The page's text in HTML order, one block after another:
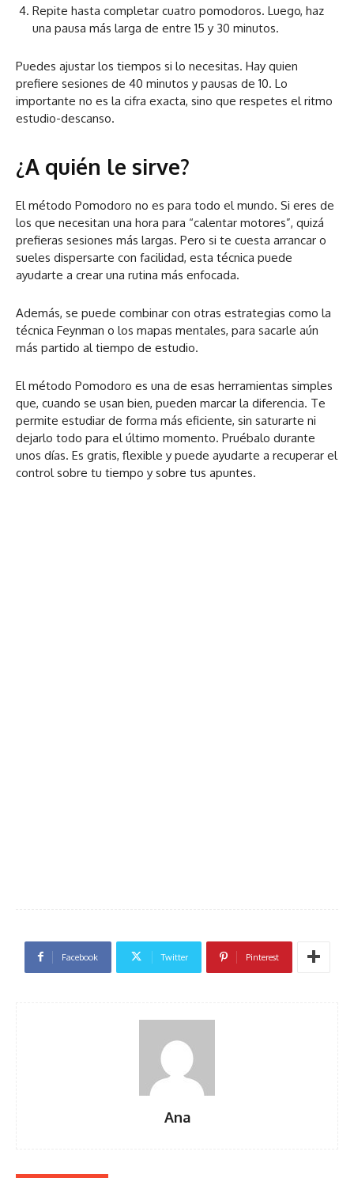
Repite hasta completar cuatro pomodoros. Luego, haz
una pausa más larga de entre 15 y 30 minutos.
Puedes ajustar los tiempos si lo necesitas. Hay quien
prefiere sesiones de 40 minutos y pausas de 10. Lo
importante no es la cifra exacta, sino que respetes el ritmo
estudio-descanso.
¿A quién le sirve?
El método Pomodoro no es para todo el mundo. Si eres de
los que necesitan una hora para “calentar motores”, quizá
prefieras sesiones más largas. Pero si te cuesta arrancar o
sueles dispersarte con facilidad, esta técnica puede
ayudarte a crear una rutina más enfocada.
Además, se puede combinar con otras estrategias como la
técnica Feynman o los mapas mentales, para sacarle aún
más partido al tiempo de estudio.
El método Pomodoro es una de esas herramientas simples
que, cuando se usan bien, pueden marcar la diferencia. Te
permite estudiar de forma más eficiente, sin saturarte ni
dejarlo todo para el último momento. Pruébalo durante
unos días. Es gratis, flexible y puede ayudarte a recuperar el
control sobre tu tiempo y sobre tus apuntes.
Facebook Twitter Pinterest
Ana